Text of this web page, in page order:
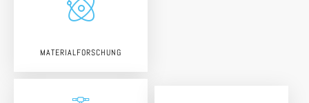
MATERIALFORSCHUNG